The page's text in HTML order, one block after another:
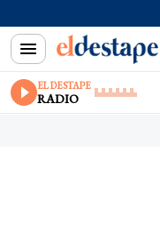
EL DESTAPE
RADIO